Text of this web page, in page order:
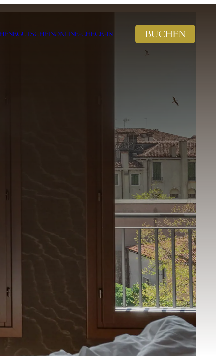
ONLINE-CHECK-IN BUCHEN